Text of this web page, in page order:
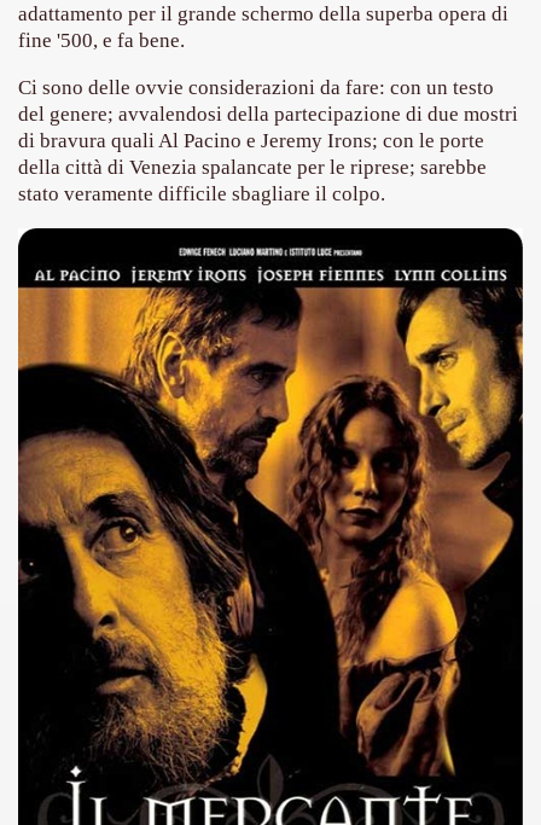
adattamento per il grande schermo della superba opera di
fine '500, e fa bene.
Ci sono delle ovvie considerazioni da fare: con un testo
del genere; avvalendosi della partecipazione di due mostri
di bravura quali Al Pacino e Jeremy Irons; con le porte
della città di Venezia spalancate per le riprese; sarebbe
stato veramente difficile sbagliare il colpo.
di vendite, Il cacciatore di aquiloni.
atipico, un viaggio interiore di Isabel Allende
di maggior successo al mondo.
risiede quasi esclusivamente nella sua enorme
Se Ti Piacciono nel mese di Maggio 2013.
minacce e la vita sotto scorta.
e nel sogno di dominio della camorra.
40 milioni di insetti appositamente allevati.
nella cultura contemporanea.
Dark Secret – Rhapsody of Fire.
Se Ti Piacciono nel mese di Luglio 2013.
e suspense a cui fa da sfondo il retroscena della